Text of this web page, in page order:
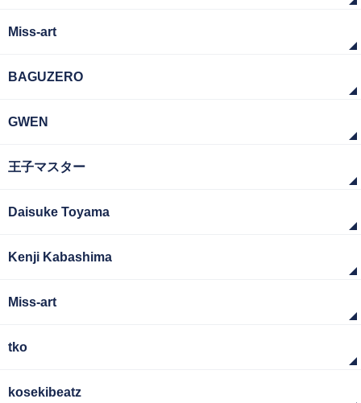
Miss-art
BAGUZERO
GWEN
王子マスター
Daisuke Toyama
Kenji Kabashima
Miss-art
tko
kosekibeatz